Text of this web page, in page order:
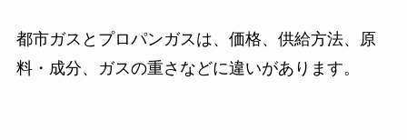
都市ガスとプロパンガスは、価格、供給方法、原
料・成分、ガスの重さなどに違いがあります。